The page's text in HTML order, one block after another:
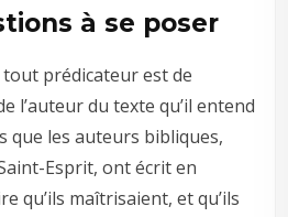
à se poser
prédicateur est de
l’auteur du texte qu’il entend
que les auteurs bibliques,
Esprit, ont écrit en
qu’ils maîtrisaient, et qu’ils